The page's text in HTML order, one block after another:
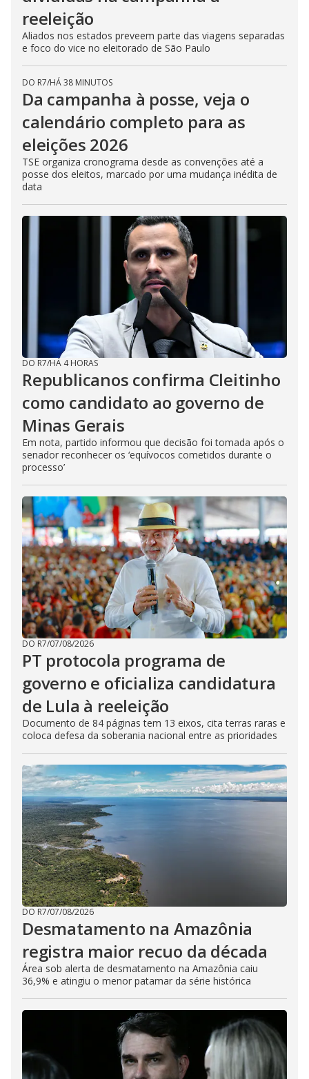
reeleição
Aliados nos estados preveem parte das viagens separadas
e foco do vice no eleitorado de São Paulo
DO R7/HÁ 38 MINUTOS
Da campanha à posse, veja o
calendário completo para as
eleições 2026
TSE organiza cronograma desde as convenções até a
posse dos eleitos, marcado por uma mudança inédita de
data
DO R7/HÁ 4 HORAS
Republicanos confirma Cleitinho
como candidato ao governo de
Minas Gerais
Em nota, partido informou que decisão foi tomada após o
senador reconhecer os ‘equívocos cometidos durante o
processo’
DO R7/07/08/2026
PT protocola programa de
governo e oficializa candidatura
de Lula à reeleição
Documento de 84 páginas tem 13 eixos, cita terras raras e
coloca defesa da soberania nacional entre as prioridades
DO R7/07/08/2026
Desmatamento na Amazônia
registra maior recuo da década
Área sob alerta de desmatamento na Amazônia caiu
36,9% e atingiu o menor patamar da série histórica